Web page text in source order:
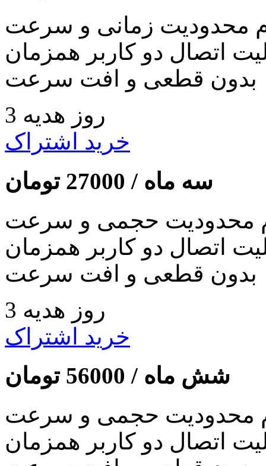
محدودیت زمانی و سرعت
اتصال دو کاربر همزمان
بدون قطعی و افت سرعت
3 روز هدیه
خرید اشتراک
سه ماه / 27000 تومان
محدودیت حجمی و سرعت
اتصال دو کاربر همزمان
بدون قطعی و افت سرعت
3 روز هدیه
خرید اشتراک
شش ماه / 56000 تومان
محدودیت حجمی و سرعت
اتصال دو کاربر همزمان